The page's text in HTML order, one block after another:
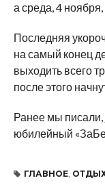
а среда, 4
Последняя
на самый конец
выходить всего
после этого
Ранее мы писали,
юбилейный
ГЛАВНОЕ,